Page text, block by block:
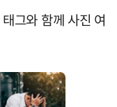
그와 함께 사진 여